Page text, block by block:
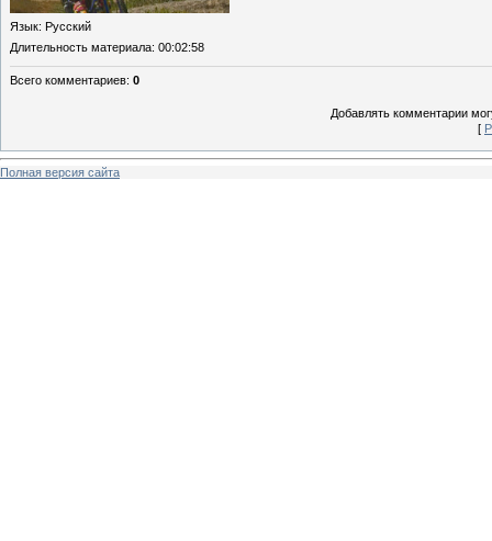
Язык: Русский
Длительность материала: 00:02:58
Всего комментариев: 0
Добавлять комментарии
[
Полная версия сайта